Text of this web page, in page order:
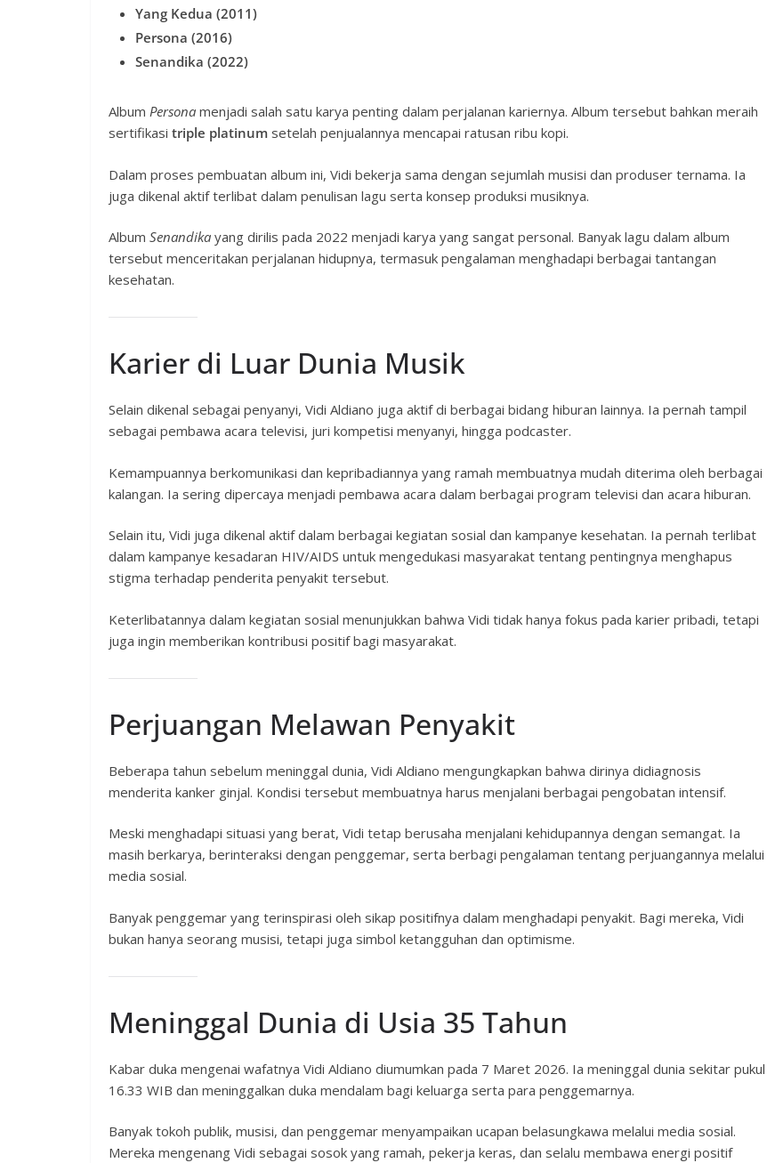
Yang Kedua (2011)
Persona (2016)
Senandika (2022)
Album Persona menjadi salah satu karya penting dalam perjalanan kariernya. Album tersebut bahkan meraih
sertifikasi triple platinum setelah penjualannya mencapai ratusan ribu kopi.
Dalam proses pembuatan album ini, Vidi bekerja sama dengan sejumlah musisi dan produser ternama. Ia
juga dikenal aktif terlibat dalam penulisan lagu serta konsep produksi musiknya.
Album Senandika yang dirilis pada 2022 menjadi karya yang sangat personal. Banyak lagu dalam album
tersebut menceritakan perjalanan hidupnya, termasuk pengalaman menghadapi berbagai tantangan
kesehatan.
Karier di Luar Dunia Musik
Selain dikenal sebagai penyanyi, Vidi Aldiano juga aktif di berbagai bidang hiburan lainnya. Ia pernah tampil
sebagai pembawa acara televisi, juri kompetisi menyanyi, hingga podcaster.
Kemampuannya berkomunikasi dan kepribadiannya yang ramah membuatnya mudah diterima oleh berbagai
kalangan. Ia sering dipercaya menjadi pembawa acara dalam berbagai program televisi dan acara hiburan.
Selain itu, Vidi juga dikenal aktif dalam berbagai kegiatan sosial dan kampanye kesehatan. Ia pernah terlibat
dalam kampanye kesadaran HIV/AIDS untuk mengedukasi masyarakat tentang pentingnya menghapus
stigma terhadap penderita penyakit tersebut.
Keterlibatannya dalam kegiatan sosial menunjukkan bahwa Vidi tidak hanya fokus pada karier pribadi, tetapi
juga ingin memberikan kontribusi positif bagi masyarakat.
Perjuangan Melawan Penyakit
Beberapa tahun sebelum meninggal dunia, Vidi Aldiano mengungkapkan bahwa dirinya didiagnosis
menderita kanker ginjal. Kondisi tersebut membuatnya harus menjalani berbagai pengobatan intensif.
Meski menghadapi situasi yang berat, Vidi tetap berusaha menjalani kehidupannya dengan semangat. Ia
masih berkarya, berinteraksi dengan penggemar, serta berbagi pengalaman tentang perjuangannya melalui
media sosial.
Banyak penggemar yang terinspirasi oleh sikap positifnya dalam menghadapi penyakit. Bagi mereka, Vidi
bukan hanya seorang musisi, tetapi juga simbol ketangguhan dan optimisme.
Meninggal Dunia di Usia 35 Tahun
Kabar duka mengenai wafatnya Vidi Aldiano diumumkan pada 7 Maret 2026. Ia meninggal dunia sekitar pukul
16.33 WIB dan meninggalkan duka mendalam bagi keluarga serta para penggemarnya.
Banyak tokoh publik, musisi, dan penggemar menyampaikan ucapan belasungkawa melalui media sosial.
Mereka mengenang Vidi sebagai sosok yang ramah, pekerja keras, dan selalu membawa energi positif